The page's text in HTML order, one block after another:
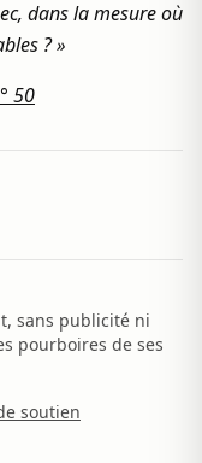
dans la mesure où
? »
50
sans publicité ni
pourboires de ses
soutien